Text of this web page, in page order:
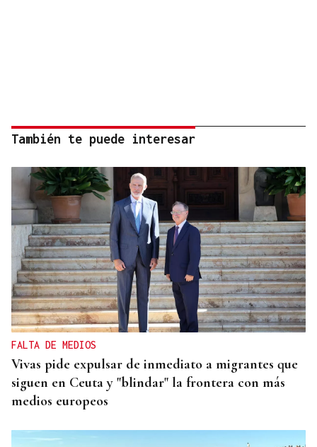
También te puede interesar
FALTA DE MEDIOS
Vivas pide expulsar de inmediato a migrantes que
siguen en Ceuta y "blindar" la frontera con más
medios europeos